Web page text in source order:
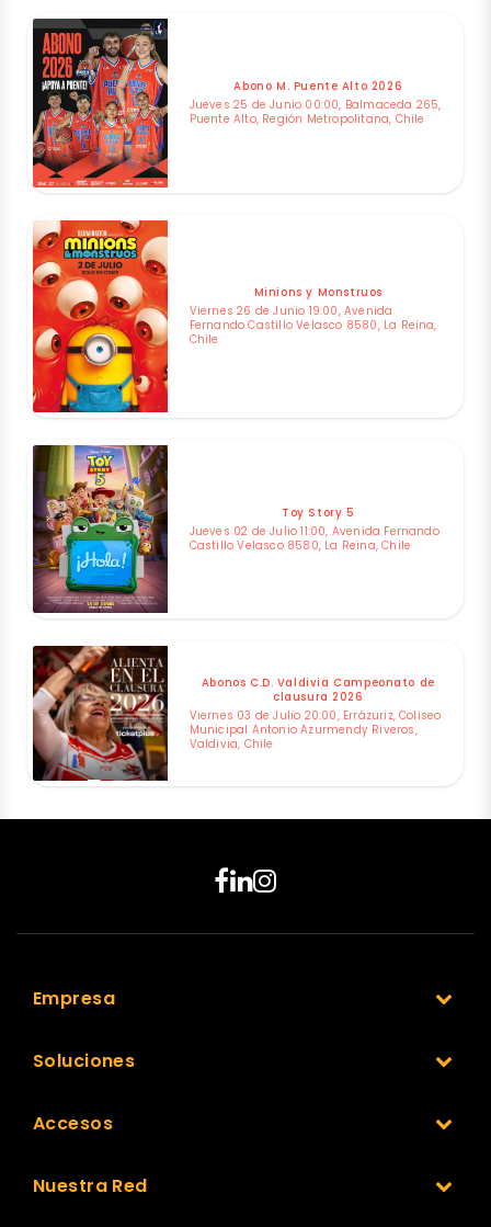
Abono M. Puente Alto 2026
Jueves 25 de Junio 00:00, Balmaceda 265,
Puente Alto, Región Metropolitana, Chile
Minions y Monstruos
Viernes 26 de Junio 19:00, Avenida
Fernando Castillo Velasco 8580, La Reina,
Chile
Toy Story 5
Jueves 02 de Julio 11:00, Avenida Fernando
Castillo Velasco 8580, La Reina, Chile
Abonos C.D. Valdivia Campeonato de
clausura 2026
Viernes 03 de Julio 20:00, Errázuriz, Coliseo
Municipal Antonio Azurmendy Riveros,
Valdivia, Chile
Empresa
Soluciones
Accesos
Nuestra Red